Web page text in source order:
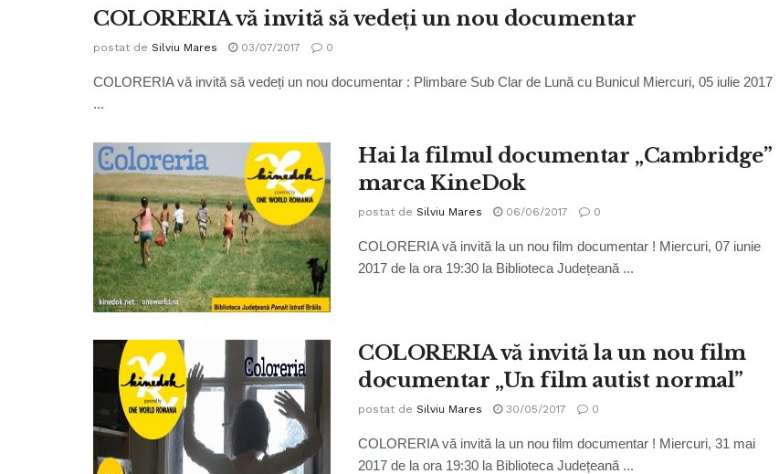
COLORERIA vă invită să vedeți un nou documentar
postat de Silviu Mares 03/07/2017 0
COLORERIA vă invită să vedeți un nou documentar : Plimbare Sub Clar de Lună cu Bunicul Miercuri, 05 iulie 2017
...
Hai la filmul documentar „Cambridge”
marca KineDok
postat de Silviu Mares 06/06/2017 0
COLORERIA vă invită la un nou film documentar ! Miercuri, 07 iunie
2017 de la ora 19:30 la Biblioteca Județeană ...
COLORERIA vă invită la un nou film
documentar „Un film autist normal”
postat de Silviu Mares 30/05/2017 0
COLORERIA vă invită la un nou film documentar ! Miercuri, 31 mai
2017 de la ora 19:30 la Biblioteca Județeană ...